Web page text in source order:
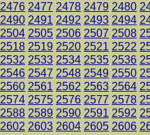
2476 2477 2478 2479 2480
2490 2491 2492 2493 2494
2504 2505 2506 2507 2508
2518 2519 2520 2521 2522
2532 2533 2534 2535 2536
2546 2547 2548 2549 2550
2560 2561 2562 2563 2564
2574 2575 2576 2577 2578
2588 2589 2590 2591 2592
2602 2603 2604 2605 2606